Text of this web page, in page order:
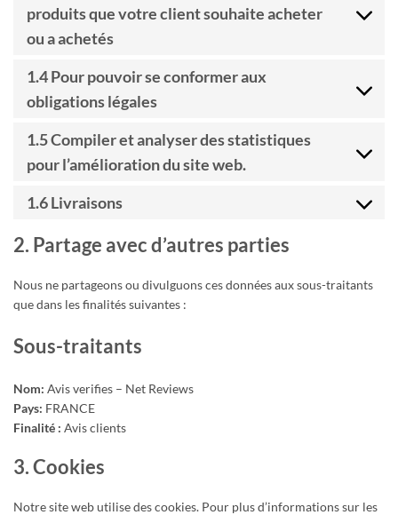
produits que votre client souhaite acheter
ou a achetés
1.4 Pour pouvoir se conformer aux
obligations légales
1.5 Compiler et analyser des statistiques
pour l’amélioration du site web.
1.6 Livraisons
2. Partage avec d’autres parties
Nous ne partageons ou divulguons ces données aux sous-traitants
que dans les finalités suivantes :
Sous-traitants
Nom: Avis verifies – Net Reviews
Pays: FRANCE
Finalité : Avis clients
3. Cookies
Notre site web utilise des cookies. Pour plus d’informations sur les